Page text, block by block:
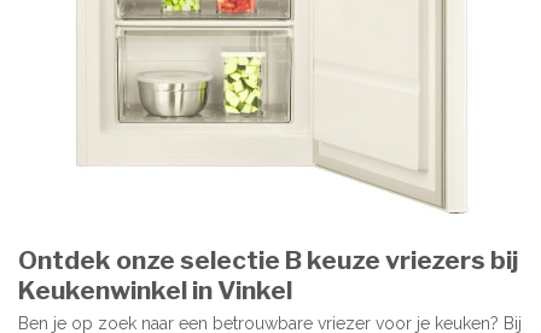
Ontdek onze selectie B keuze vriezers bij
Keukenwinkel in Vinkel
Ben je op zoek naar een betrouwbare vriezer voor je keuken? Bij